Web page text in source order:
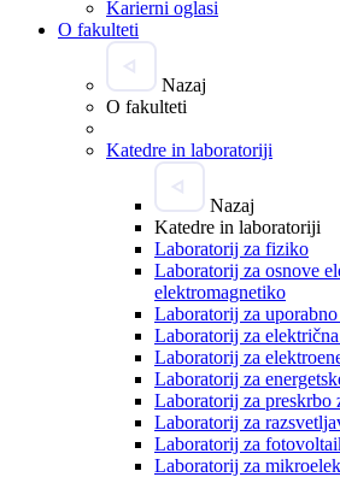
Karierni oglasi
O fakulteti
Nazaj
O fakulteti
Katedre in laboratoriji
Nazaj
Katedre in laboratoriji
Laboratorij za fiziko
Laboratorij za osnove
elektromagnetiko
Laboratorij za
Laboratorij za
Laboratorij za
Laboratorij za
Laboratorij za preskrbo
Laboratorij za
Laboratorij za
Laboratorij za